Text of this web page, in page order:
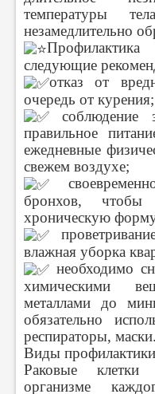
температуры
незамедлительно
следующие
отказ от
очередь от курения;
соблюдение
правильное
ежедневные
свежем воздухе;
бронхов,
хроническую
влажная уборка
необходимо
химическими
металлами до
обязательно
респираторы, маски.
Виды профилактики
Раковые
организме